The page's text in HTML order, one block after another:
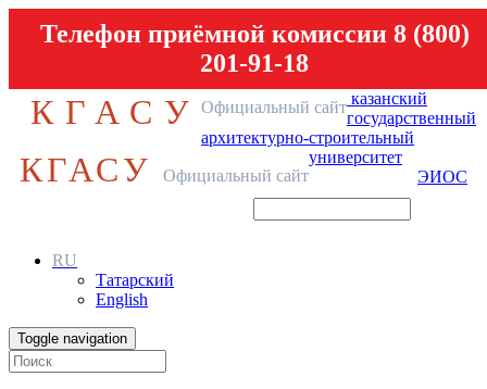
Телефон приёмной комиссии 8 (800)
201-91-18
КГАСУ Официальный сайт казанский
государственный
архитектурно-строительный
университет
КГАСУ Официальный сайт ЭИОС
RU
Татарский
English
Toggle navigation